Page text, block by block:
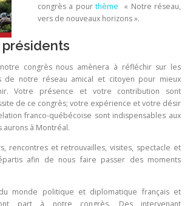
congrès a pourthème « Notre réseau,
vers de nouveaux horizons ».
congrès nous amènera à réfléchir sur les
de notre réseau amical et citoyen pour mieux
Votre présence et votre contribution sont
de ce congrès; votre expérience et votre désir
franco-québécoise sont indispensables aux
aurons à Montréal.
rencontres et retrouvailles, visites, spectacle et
afin de nous faire passer des moments
monde politique et diplomatique français et
part à notre congrès. Des intervenant